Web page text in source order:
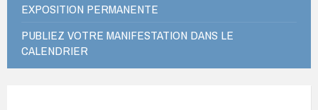
EXPOSITION PERMANENTE
PUBLIEZ VOTRE MANIFESTATION DANS LE
CALENDRIER